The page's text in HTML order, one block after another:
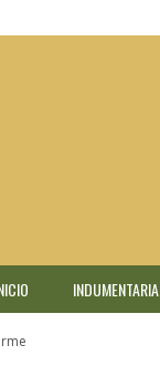
INDUMENTARIA